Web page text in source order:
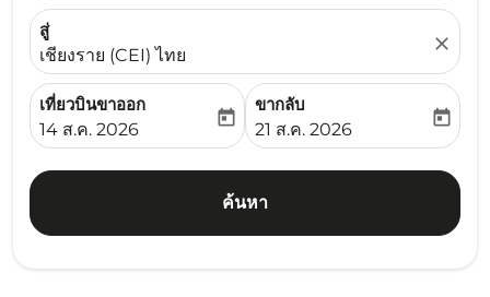
สู่
เชียงราย (CEI) ไทย
close
เที่ยวบินขาออก
fc-booking-departure-date-aria-label
14 ส.ค. 2026
today
ขากลับ
fc-booking-return-date-
21 ส.ค. 2026
today
ค้นหา